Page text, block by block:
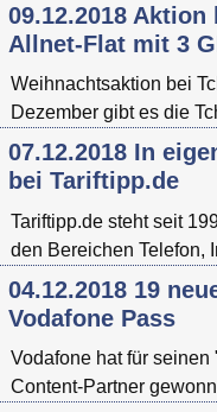
09.12.2018
Allnet-Flat mit 3
Weihnachtsaktion bei
Dezember gibt es die
07.12.2018 In
bei Tariftipp.de
Tariftipp.de steht seit
den Bereichen Telefon,
04.12.2018 19
Vodafone Pass
Vodafone hat für
Content-Partner